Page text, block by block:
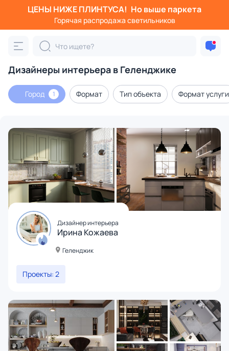
ЦЕНЫ НИЖЕ ПЛИНТУСА! Но выше паркета
Горячая распродажа светильников
Дизайнеры интерьера в Геленджике
Город 1 Формат Тип объекта Формат услуги
Дизайнер интерьера
Ирина Кожаева
Геленджик
Проекты: 2